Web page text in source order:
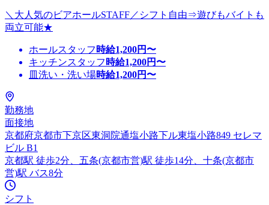
＼大人気のビアホールSTAFF／シフト自由⇒遊びもバイトも
両立可能★
ホールスタッフ 時給1,200円〜
キッチンスタッフ 時給1,200円〜
皿洗い・洗い場時給1,200円〜
勤務地
面接地
京都府京都市下京区東洞院通塩小路下ル東塩小路849 セレマ
ビル B1
京都駅 徒歩2分、五条(京都市営)駅 徒歩14分、十条(京都市
営)駅 バス8分
シフト